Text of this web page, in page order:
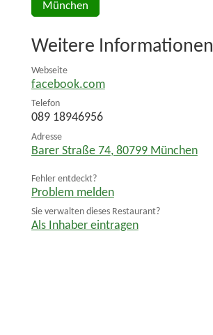
München
Weitere Informationen
Webseite
facebook.com
Telefon
089 18946956
Adresse
Barer Straße 74, 80799 München
Fehler entdeckt?
Problem melden
Sie verwalten dieses Restaurant?
Als Inhaber eintragen